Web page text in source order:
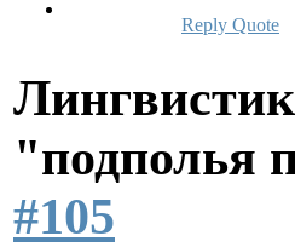
Reply Quote
"подполья
#105